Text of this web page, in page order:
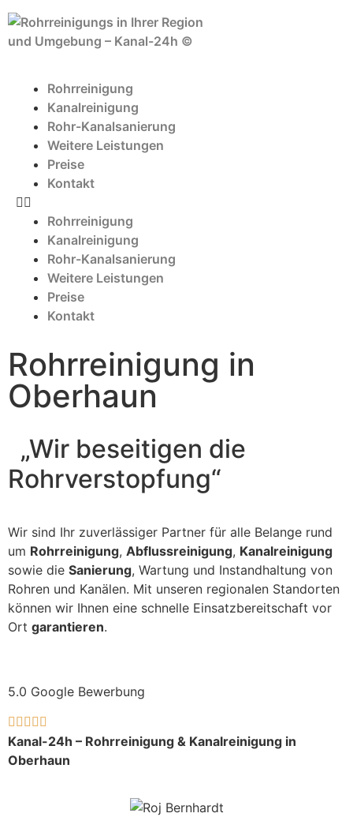
Rohrreinigung
Kanalreinigung
Rohr-Kanalsanierung
Weitere Leistungen
Preise
Kontakt
Rohrreinigung
Kanalreinigung
Rohr-Kanalsanierung
Weitere Leistungen
Preise
Kontakt
Rohrreinigung in
Oberhaun
„Wir beseitigen die
Rohrverstopfung“
Wir sind Ihr zuverlässiger Partner für alle Belange rund
um Rohrreinigung, Abflussreinigung, Kanalreinigung
sowie die Sanierung, Wartung und Instandhaltung von
Rohren und Kanälen. Mit unseren regionalen Standorten
können wir Ihnen eine schnelle Einsatzbereitschaft vor
Ort garantieren.
5.0 Google Bewerbung
    
Kanal-24h – Rohrreinigung & Kanalreinigung in
Oberhaun